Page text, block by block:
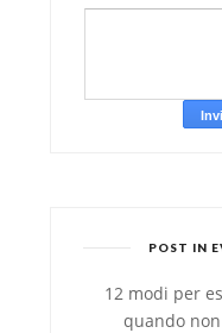
POST IN
12 modi per
quando